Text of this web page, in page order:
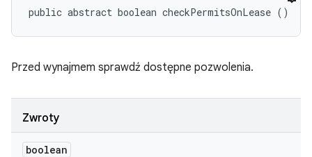
public abstract boolean checkPermitsOnLease ()
Przed wynajmem sprawdź dostępne pozwolenia.
Zwroty
boolean